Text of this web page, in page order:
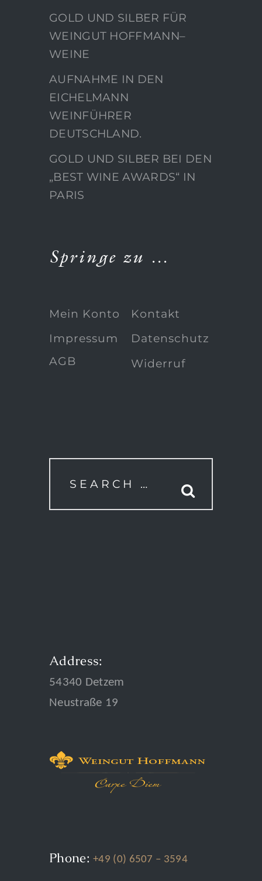
GOLD UND SILBER FÜR
WEINGUT HOFFMANN–
WEINE
AUFNAHME IN DEN
EICHELMANN
WEINFÜHRER
DEUTSCHLAND.
GOLD UND SILBER BEI DEN
„BEST WINE AWARDS“ IN
PARIS
Springe zu …
Mein Konto
Kontakt
Impressum
AGB
Datenschutz
Widerruf
Address:
54340 Detzem
Neustraße 19
Phone: +49 (0) 6507 – 3594